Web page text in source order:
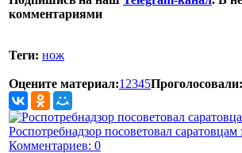
комментариями
Теги: нож
Оцените материал:1 2345Проголосовали:
Роспотребнадзор посоветовал
Комментариев: 0